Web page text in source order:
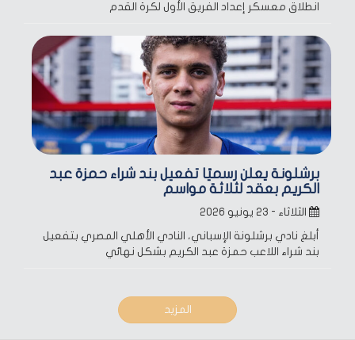
انطلاق معسكر إعداد الفريق الأول لكرة القدم
برشلونة يعلن رسميًا تفعيل بند شراء حمزة عبد
الكريم بعقد لثلاثة مواسم
الثلاثاء - ٢٣ يونيو ٢٠٢٦
أبلغ نادي برشلونة الإسباني، النادي الأهلي المصري بتفعيل
بند شراء اللاعب حمزة عبد الكريم بشكل نهائي
المزيد